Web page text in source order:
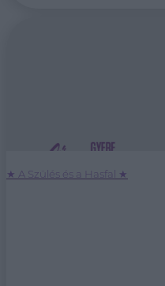
★ A Szülés és a Hasfal ★